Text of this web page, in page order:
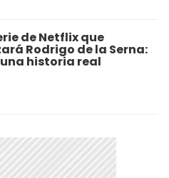
de Netflix que
Rodrigo de la Serna:
historia real